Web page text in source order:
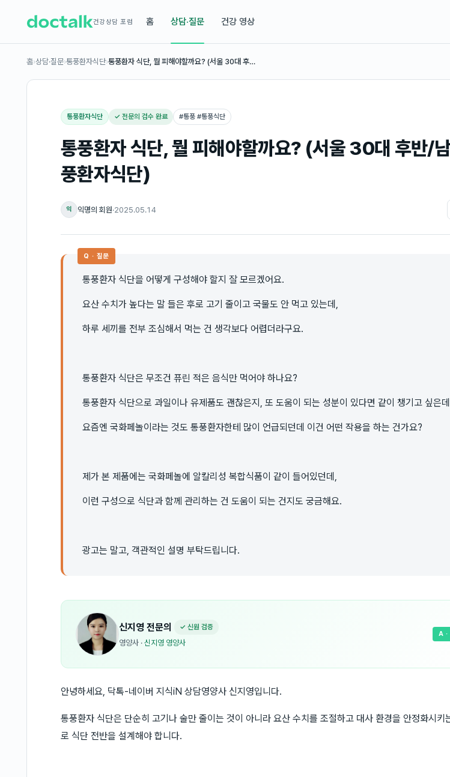
건강상담 포럼 홈 상담·질문 건강 영상
홈›상담·질문›통풍환자식단›통풍환자 식단, 뭘 피해야할까요? (서울 30대 후…
통풍환자식단 ✓ 전문의 검수 완료 #통풍 #통풍식단
통풍환자 식단, 뭘 피해야할까요? (서울 30대 후반/
풍환자식단)
익 익명의 회원·2025.05.14
Q · 질문
통풍환자 식단을 어떻게 구성해야 할지 잘 모르겠어요.
요산 수치가 높다는 말 들은 후로 고기 줄이고 국물도 안 먹고 있는데,
하루 세끼를 전부 조심해서 먹는 건 생각보다 어렵더라구요.
통풍환자 식단은 무조건 퓨린 적은 음식만 먹어야 하나요?
통풍환자 식단으로 과일이나 유제품도 괜찮은지, 또 도움이 되는 성분이 있다면 같이 챙기고 싶은데
요즘엔 국화페놀이라는 것도 통풍환자한테 많이 언급되던데 이건 어떤 작용을 하는 건가요?
제가 본 제품에는 국화페놀에 알칼리성 복합식품이 같이 들어있던데,
이런 구성으로 식단과 함께 관리하는 건 도움이 되는 건지도 궁금해요.
광고는 말고, 객관적인 설명 부탁드립니다.
신지영 전문의 ✓ 신원 검증
영양사 · 신지영 영양사
A
안녕하세요, 닥톡-네이버 지식iN 상담영양사 신지영입니다.
통풍환자 식단은 단순히 고기나 술만 줄이는 것이 아니라 요산 수치를 조절하고 대사 환경을 안정화시키
로 식단 전반을 설계해야 합니다.